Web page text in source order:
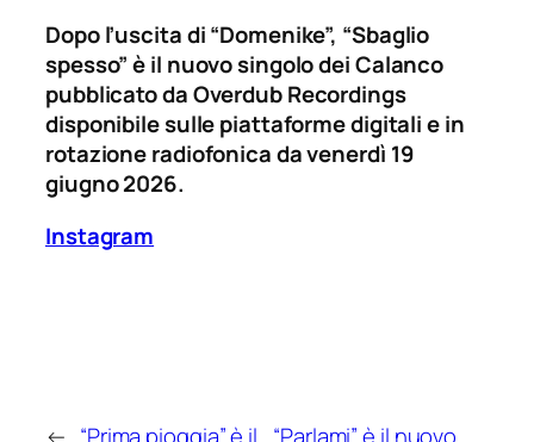
Dopo l’uscita di “Domenike”, “Sbaglio
spesso” è il nuovo singolo dei Calanco
pubblicato da Overdub Recordings
disponibile sulle piattaforme digitali e in
rotazione radiofonica da venerdì 19
giugno 2026.
Instagram
← “Prima pioggia” è il “Parlami” è il nuovo